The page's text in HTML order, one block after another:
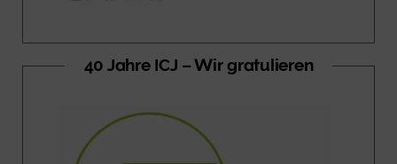
40 Jahre ICJ – Wir gratulieren